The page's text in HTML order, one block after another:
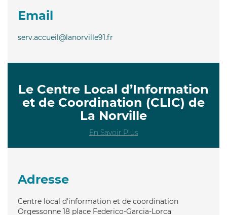
Email
serv.accueil@lanorville91.fr
Le Centre Local d’Information
et de Coordination (CLIC) de
La Norville
En Savoir Plus
Adresse
Centre local d'information et de coordination
Orgessonne 18 place Federico-Garcia-Lorca